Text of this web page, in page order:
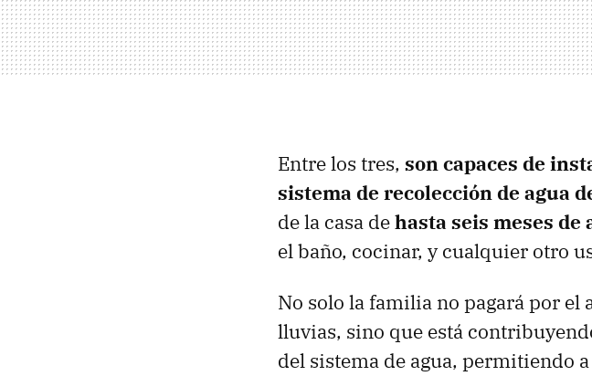
Entre los tres, son capaces de
sistema de recolección de agua
de la casa dehasta seis meses de
el baño, cocinar, y cualquier otro
No solo la familia no pagará por el
lluvias, sino que está
del sistema de agua, permitiendo